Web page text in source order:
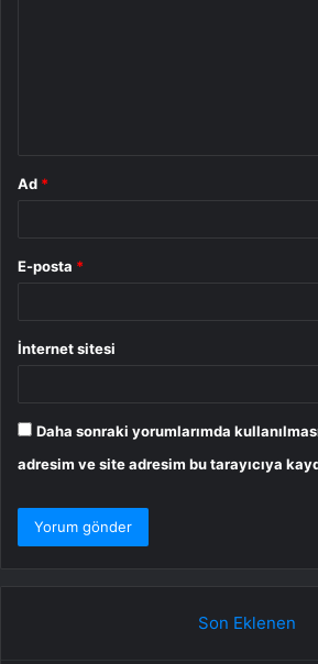
Ad *
E-posta *
İnternet sitesi
Daha sonraki yorumlarımda
adresim ve site adresim bu tarayıcıya
Son Eklenen